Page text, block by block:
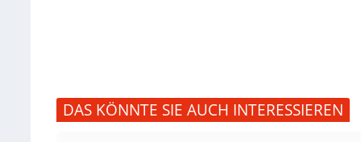
DAS KÖNNTE SIE AUCH INTERESSIEREN